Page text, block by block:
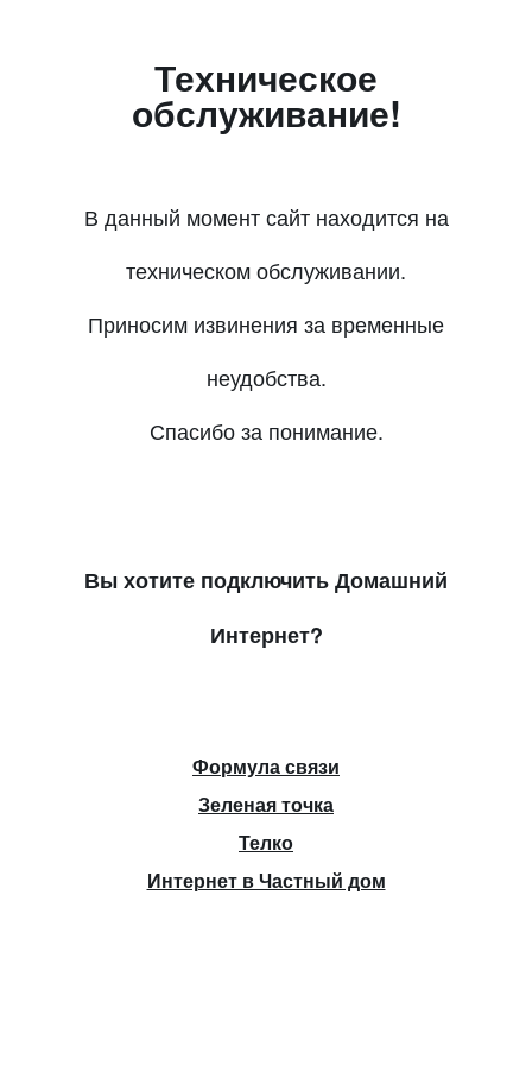
Техническое
обслуживание!
В данный момент сайт находится на
техническом обслуживании.
Приносим извинения за временные
неудобства.
Спасибо за понимание.
Вы хотите подключить Домашний
Интернет?
Формула связи
Зеленая точка
Телко
Интернет в Частный дом